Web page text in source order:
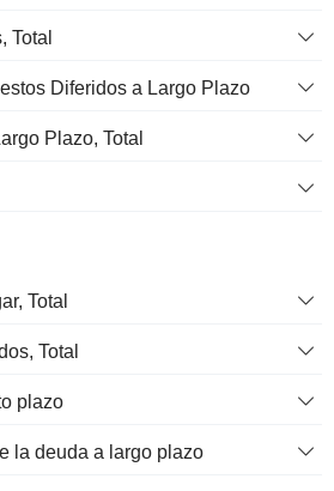
Total
Diferidos a Largo Plazo
Plazo, Total
Total
Total
plazo
la deuda a largo plazo